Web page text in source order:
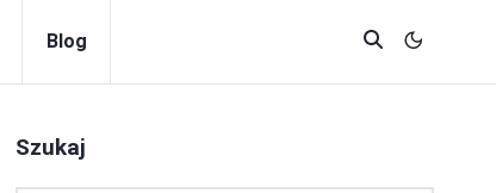
Blog
Szukaj